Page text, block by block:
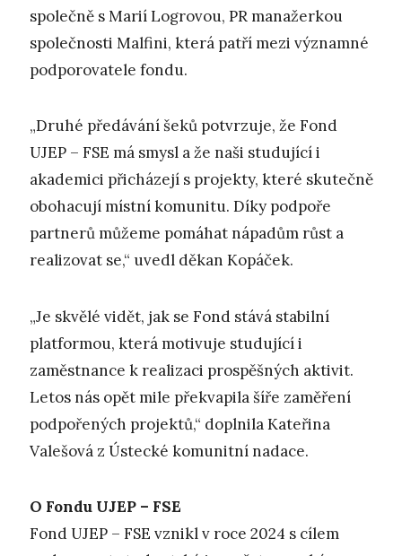
společně s Marií Logrovou, PR manažerkou
společnosti Malfini, která patří mezi významné
podporovatele fondu.
„Druhé předávání šeků potvrzuje, že Fond
UJEP – FSE má smysl a že naši studující i
akademici přicházejí s projekty, které skutečně
obohacují místní komunitu. Díky podpoře
partnerů můžeme pomáhat nápadům růst a
realizovat se,“ uvedl děkan Kopáček.
„Je skvělé vidět, jak se Fond stává stabilní
platformou, která motivuje studující i
zaměstnance k realizaci prospěšných aktivit.
Letos nás opět mile překvapila šíře zaměření
podpořených projektů,“ doplnila Kateřina
Valešová z Ústecké komunitní nadace.
O Fondu UJEP – FSE
Fond UJEP – FSE vznikl v roce 2024 s cílem